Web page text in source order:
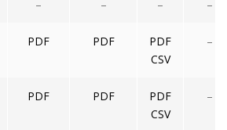
– – – –
PDF PDF
PDF
CSV
–
PDF PDF
PDF
CSV
–